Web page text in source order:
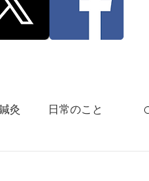
灸 日常のこと